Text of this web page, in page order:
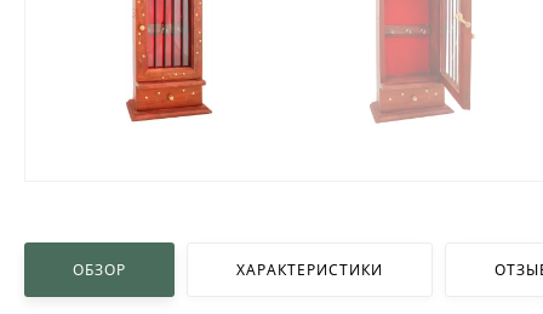
ОБЗОР ХАРАКТЕРИСТИКИ